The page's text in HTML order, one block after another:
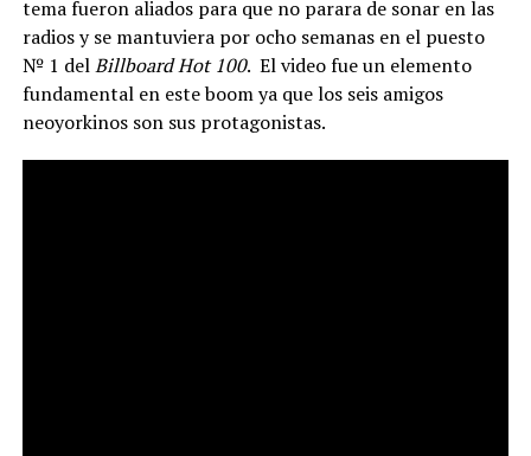
tema fueron aliados para que no parara de sonar en las
radios y se mantuviera por ocho semanas en el puesto
№ 1 delBillboard Hot 100. El video fue un elemento
fundamental en este boom ya que los seis amigos
neoyorkinos son sus protagonistas.